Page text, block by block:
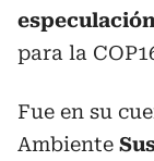
para la
Fue en su
Ambiente